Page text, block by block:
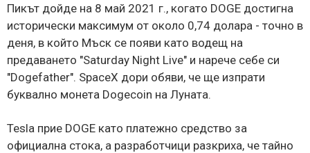
Пикът дойде на 8 май 2021 г., когато DOGE достигна
исторически максимум от около 0,74 долара - точно в
деня, в който Мъск се появи като водещ на
предаването "Saturday Night Live" и нарече себе си
"Dogefather". SpaceX дори обяви, че ще изпрати
буквално монета Dogecoin на Луната.
Tesla прие DOGE като платежно средство за
официална стока, а разработчици разкриха, че тайно